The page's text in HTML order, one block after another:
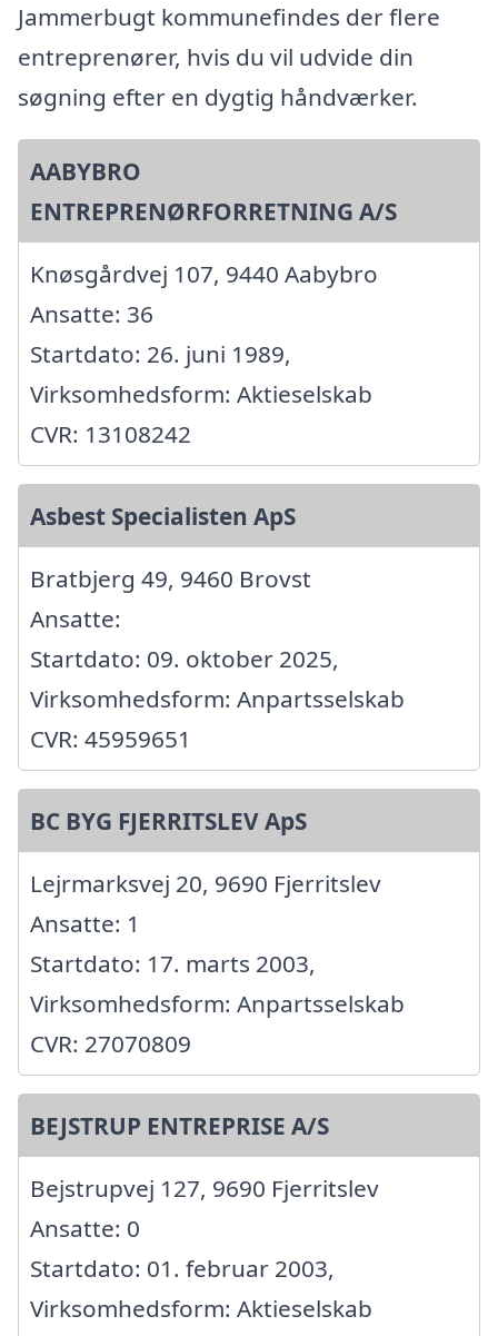
Jammerbugt kommunefindes der flere
entreprenører, hvis du vil udvide din
søgning efter en dygtig håndværker.
AABYBRO
ENTREPRENØRFORRETNING A/S
Knøsgårdvej 107, 9440 Aabybro
Ansatte: 36
Startdato: 26. juni 1989,
Virksomhedsform: Aktieselskab
CVR: 13108242
Asbest Specialisten ApS
Bratbjerg 49, 9460 Brovst
Ansatte:
Startdato: 09. oktober 2025,
Virksomhedsform: Anpartsselskab
CVR: 45959651
BC BYG FJERRITSLEV ApS
Lejrmarksvej 20, 9690 Fjerritslev
Ansatte: 1
Startdato: 17. marts 2003,
Virksomhedsform: Anpartsselskab
CVR: 27070809
BEJSTRUP ENTREPRISE A/S
Bejstrupvej 127, 9690 Fjerritslev
Ansatte: 0
Startdato: 01. februar 2003,
Virksomhedsform: Aktieselskab